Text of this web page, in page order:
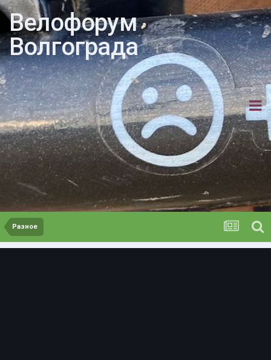
Велофорум
Волгограда
Разное